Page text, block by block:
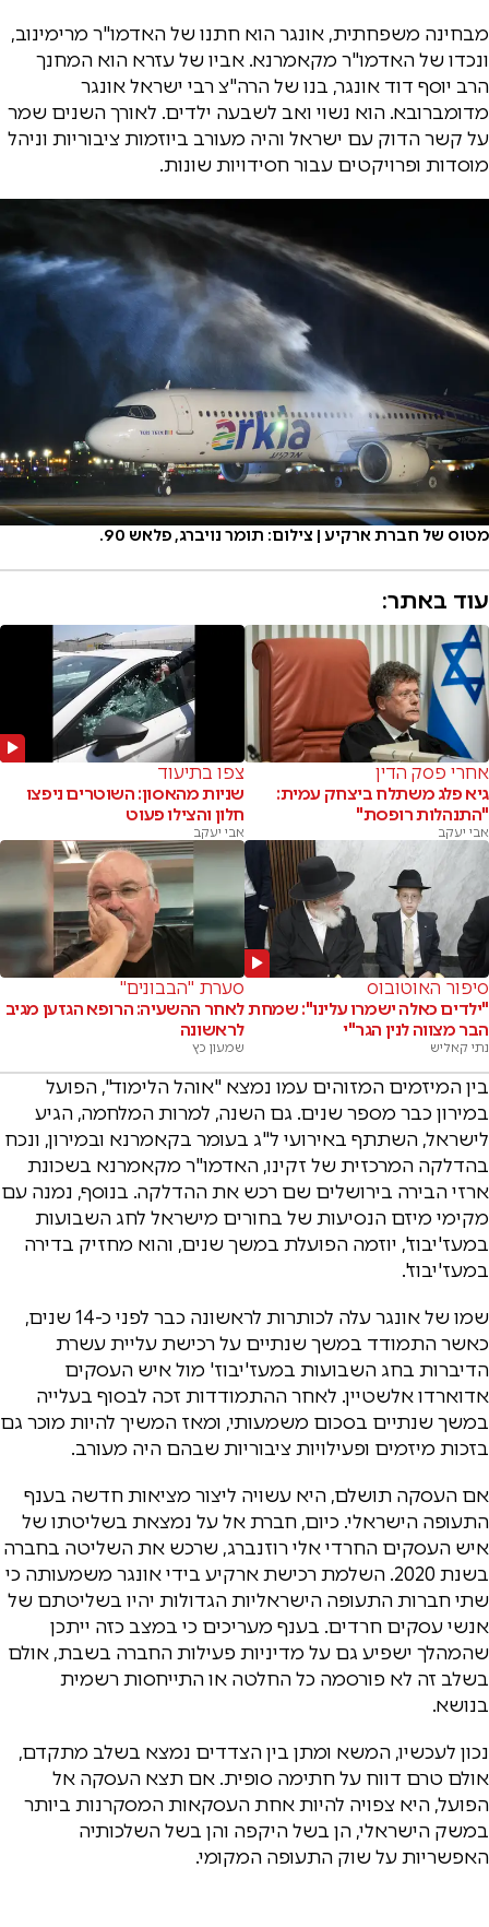
מבחינה משפחתית, אונגר הוא חתנו של האדמו"ר מרימינוב,
ונכדו של האדמו"ר מקאמרנא. אביו של עזרא הוא המחנך
הרב יוסף דוד אונגר, בנו של הרה"צ רבי ישראל אונגר
מדומברובא. הוא נשוי ואב לשבעה ילדים. לאורך השנים שמר
על קשר הדוק עם ישראל והיה מעורב ביוזמות ציבוריות וניהל
מוסדות ופרויקטים עבור חסידויות שונות.
מטוס של חברת ארקיע | צילום: תומר נויברג, פלאש 90.
עוד באתר:
אחרי פסק הדין
גיא פלג משתלח ביצחק עמית:
"התנהלות רופסת"
אבי יעקב
צפו בתיעוד
שניות מהאסון: השוטרים ניפצו
חלון והצילו פעוט
אבי יעקב
סיפור האוטובוס
"ילדים כאלה ישמרו עלינו": שמחת
הבר מצווה לנין הגר"י
נתי קאליש
סערת "הבבונים"
לאחר ההשעיה: הרופא הגזען מגיב
לראשונה
שמעון כץ
בין המיזמים המזוהים עמו נמצא "אוהל הלימוד", הפועל
במירון כבר מספר שנים. גם השנה, למרות המלחמה, הגיע
לישראל, השתתף באירועי ל"ג בעומר בקאמרנא ובמירון, ונכח
בהדלקה המרכזית של זקינו, האדמו"ר מקאמרנא בשכונת
ארזי הבירה בירושלים שם רכש את ההדלקה. בנוסף, נמנה עם
מקימי מיזם הנסיעות של בחורים מישראל לחג השבועות
במעז'יבוז', יוזמה הפועלת במשך שנים, והוא מחזיק בדירה
במעז'יבוז'.
שמו של אונגר עלה לכותרות לראשונה כבר לפני כ-14 שנים,
כאשר התמודד במשך שנתיים על רכישת עליית עשרת
הדיברות בחג השבועות במעז'יבוז' מול איש העסקים
אדוארדו אלשטיין. לאחר ההתמודדות זכה לבסוף בעלייה
במשך שנתיים בסכום משמעותי, ומאז המשיך להיות מוכר גם
בזכות מיזמים ופעילויות ציבוריות שבהם היה מעורב.
אם העסקה תושלם, היא עשויה ליצור מציאות חדשה בענף
התעופה הישראלי. כיום, חברת אל על נמצאת בשליטתו של
איש העסקים החרדי אלי רוזנברג, שרכש את השליטה בחברה
בשנת 2020. השלמת רכישת ארקיע בידי אונגר משמעותה כי
שתי חברות התעופה הישראליות הגדולות יהיו בשליטתם של
אנשי עסקים חרדים. בענף מעריכים כי במצב כזה ייתכן
שהמהלך ישפיע גם על מדיניות פעילות החברה בשבת, אולם
בשלב זה לא פורסמה כל החלטה או התייחסות רשמית
בנושא.
נכון לעכשיו, המשא ומתן בין הצדדים נמצא בשלב מתקדם,
אולם טרם דווח על חתימה סופית. אם תצא העסקה אל
הפועל, היא צפויה להיות אחת העסקאות המסקרנות ביותר
במשק הישראלי, הן בשל היקפה והן בשל השלכותיה
האפשריות על שוק התעופה המקומי.